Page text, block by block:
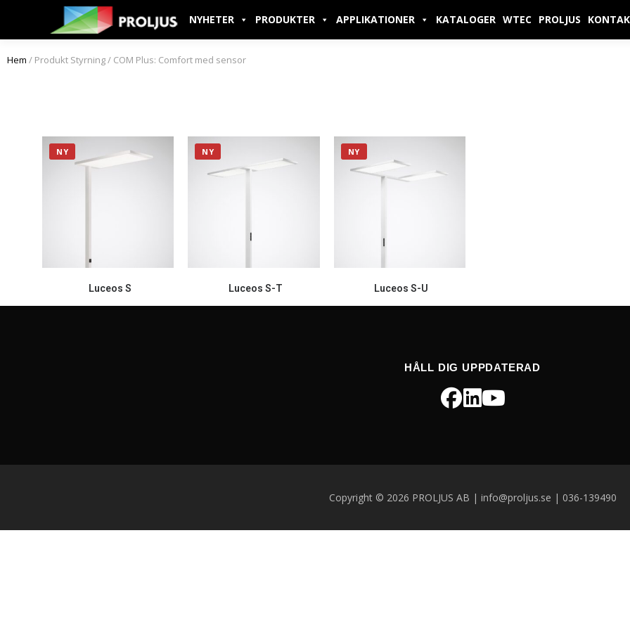
NYHETER PRODUKTER APPLIKATIONER KATALOGER WTEC PROLJUS
Hem / Produkt Styrning / COM Plus: Comfort med sensor
NY
Luceos S
NY
Luceos S-T
NY
Luceos S-U
HÅLL DIG UPPDATERAD
Copyright © 2026 PROLJUS AB | info@proljus.se | 036-139490